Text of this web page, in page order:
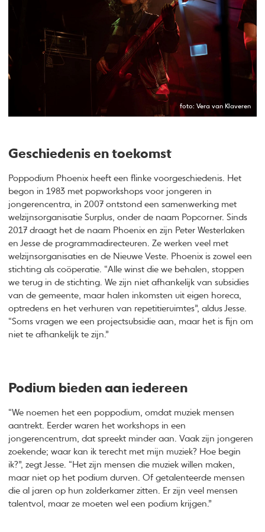
foto: Vera van Klaveren
Geschiedenis en toekomst
Poppodium Phoenix heeft een flinke voorgeschiedenis. Het
begon in 1983 met popworkshops voor jongeren in
jongerencentra, in 2007 ontstond een samenwerking met
welzijnsorganisatie Surplus, onder de naam Popcorner. Sinds
2017 draagt het de naam Phoenix en zijn Peter Westerlaken
en Jesse de programmadirecteuren. Ze werken veel met
welzijnsorganisaties en de Nieuwe Veste. Phoenix is zowel een
stichting als coöperatie. “Alle winst die we behalen, stoppen
we terug in de stichting. We zijn niet afhankelijk van subsidies
van de gemeente, maar halen inkomsten uit eigen horeca,
optredens en het verhuren van repetitieruimtes”, aldus Jesse.
“Soms vragen we een projectsubsidie aan, maar het is fijn om
niet te afhankelijk te zijn.”
Podium bieden aan iedereen
“We noemen het een poppodium, omdat muziek mensen
aantrekt. Eerder waren het workshops in een
jongerencentrum, dat spreekt minder aan. Vaak zijn jongeren
zoekende; waar kan ik terecht met mijn muziek? Hoe begin
ik?”, zegt Jesse. “Het zijn mensen die muziek willen maken,
maar niet op het podium durven. Of getalenteerde mensen
die al jaren op hun zolderkamer zitten. Er zijn veel mensen
talentvol, maar ze moeten wel een podium krijgen.”